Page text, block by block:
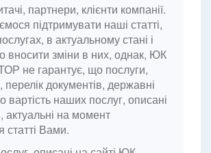
партнери, клієнти компанії.
підтримувати наші статті,
в актуальному стані і
вносити зміни в них, однак, ЮК
не гарантує, що послуги,
документів, державні
вартість наших послуг, описані
актуальні на момент
статті Вами.